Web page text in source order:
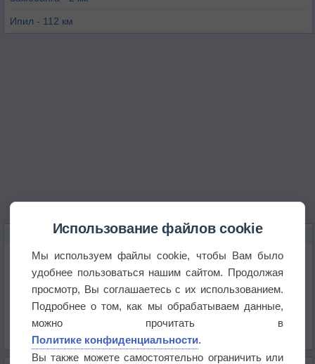
Ипил - 112 км
КАРТЫ ПОГОДЫ В ЗАМБОАНГЕ
Температура
Давление
Осадки
Список всех карт
Использование файлов cookie
Мы используем файлы cookie, чтобы Вам было
удобнее пользоваться нашим сайтом. Продолжая
просмотр, Вы соглашаетесь с их использованием.
Подробнее о том, как мы обрабатываем данные,
можно прочитать в
Политике конфиденциальности.
Вы также можете самостоятельно ограничить или